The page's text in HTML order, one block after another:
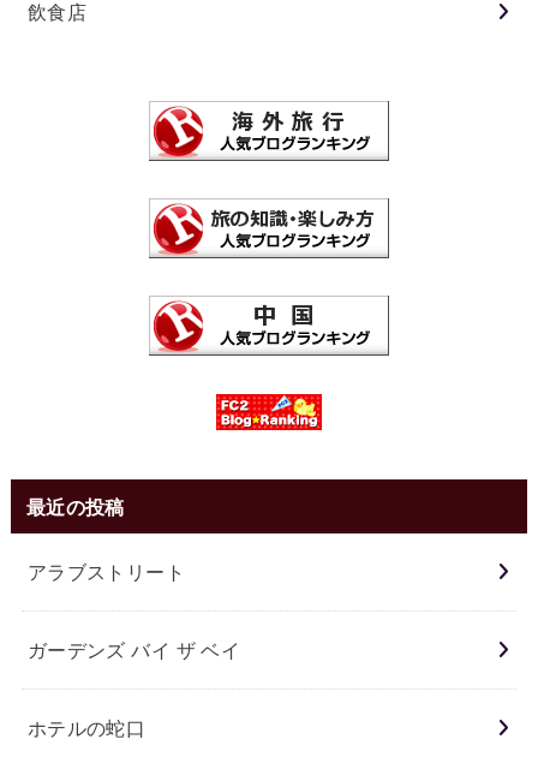
飲食店
最近の投稿
アラブストリート
ガーデンズ バイ ザ ベイ
ホテルの蛇口